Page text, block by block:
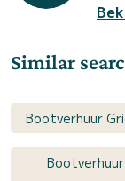
Similar
Bootverhuur